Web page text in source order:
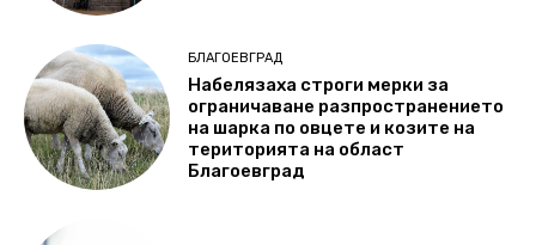
БЛАГОЕВГРАД
Набелязаха строги мерки за
ограничаване разпространението
на шарка по овцете и козите на
територията на област
Благоевград